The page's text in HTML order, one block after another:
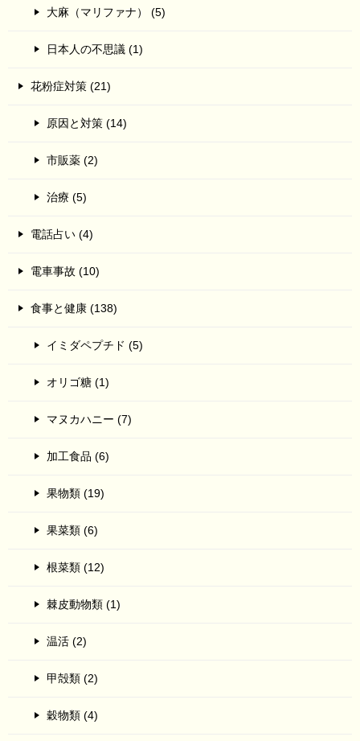
大麻（マリファナ） (5)
日本人の不思議 (1)
花粉症対策 (21)
原因と対策 (14)
市販薬 (2)
治療 (5)
電話占い (4)
電車事故 (10)
食事と健康 (138)
イミダペプチド (5)
オリゴ糖 (1)
マヌカハニー (7)
加工食品 (6)
果物類 (19)
果菜類 (6)
根菜類 (12)
棘皮動物類 (1)
温活 (2)
甲殻類 (2)
穀物類 (4)